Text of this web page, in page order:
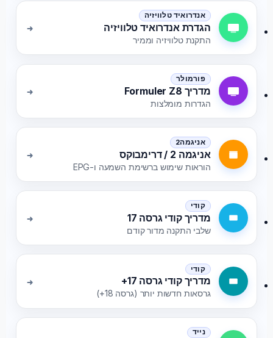
אנדרואיד טלוויזיה
הגדרת אנדרואיד טלוויזיה
התקנת טלוויזיה וממיר
פורמולר
מדריך Formuler Z8
הגדרות מומלצות
אניגמה2
אניגמה 2 / דרימבוקס
הוראות שימוש ברשימת השמעה ו-EPG
קודי
מדריך קודי גרסה 17
שלבי התקנה מדור קודם
קודי
מדריך קודי גרסה 17+
גרסאות חדשות יותר (גרסה 18+)
נייד